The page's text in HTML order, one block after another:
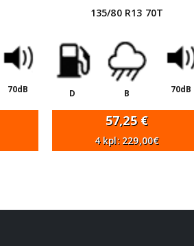
70dB
135/80 R13 70T
D B 70dB
57,25 €
4 kpl: 229,00€